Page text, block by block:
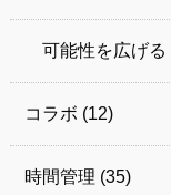
可能性を広げる
コラボ (12)
時間管理 (35)